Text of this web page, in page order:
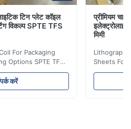
टिन प्लेट कॉइल
विकल्प SPTE TFS
For Packaging
Options SPTE TFS
for Packaging -
Options SPTE
(ETP) represents
करें
प्रीमियम
मिमी
Sheets For
929mm
packaging